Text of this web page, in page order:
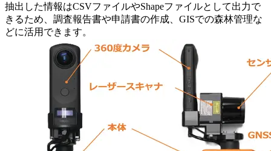
抽出した情報はCSVファイルやShapeファイルとして出力で
きるため、調査報告書や申請書の作成、GISでの森林管理な
どに活用できます。